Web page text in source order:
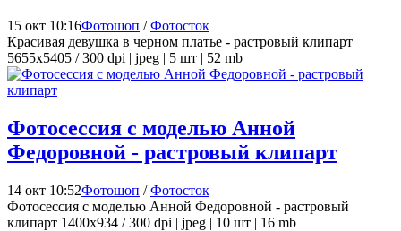
15 окт 10:16Фотошоп /Фотосток
Красивая девушка в черном платье - растровый клипарт
5655x5405 / 300 dpi | jpeg | 5 шт | 52 mb
Фотосессия с моделью Анной
Федоровной - растровый клипарт
14 окт 10:52Фотошоп /Фотосток
Фотосессия с моделью Анной Федоровной - растровый
клипарт 1400x934 / 300 dpi | jpeg | 10 шт | 16 mb